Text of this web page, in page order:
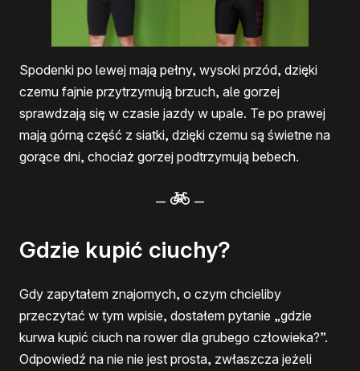
Spodenki po lewej mają pełny, wysoki przód, dzięki
czemu fajnie przytrzymują brzuch, ale gorzej
sprawdzają się w czasie jazdy w upale. Te po prawej
mają górną część z siatki, dzięki czemu są świetne na
gorące dni, chociaż gorzej podtrzymują bebech.
– –
Gdzie kupić ciuchy?
Gdy zapytałem znajomych, o czym chcieliby
przeczytać w tym wpisie, dostałem pytanie „gdzie
kurwa kupić ciuch na rower dla grubego człowieka?”.
Odpowiedź na nie nie jest prosta, zwłaszcza jeżeli